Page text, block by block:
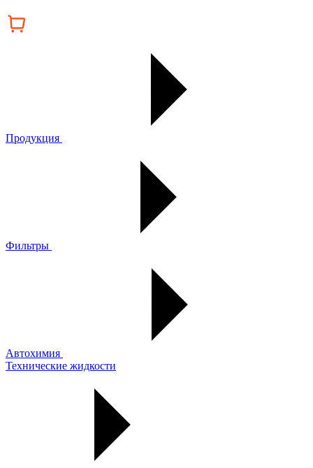
Продукция
Фильтры
Автохимия
Технические жидкости